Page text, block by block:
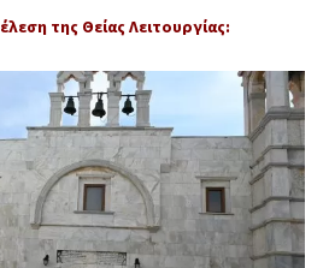
της Θείας Λειτουργίας: